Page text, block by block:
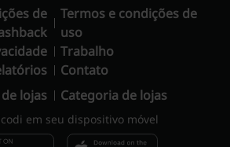
de
Termos e condições de
uso
Trabalho
Contato
lojas
Categoria de lojas
em seu dispositivo móvel